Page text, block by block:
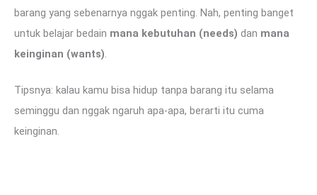
barang yang sebenarnya nggak penting. Nah, penting banget
untuk belajar bedain mana kebutuhan (needs) dan mana
keinginan (wants).
Tipsnya: kalau kamu bisa hidup tanpa barang itu selama
seminggu dan nggak ngaruh apa-apa, berarti itu cuma
keinginan.